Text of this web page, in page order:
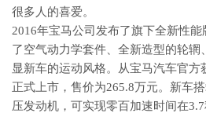
很多人的喜爱。
2016年宝马公司发布了旗下全新性
了空气动力学套件、全新造型的轮辋
显新车的运动风格。从宝马汽车官
正式上市，售价为265.8万元。新车
压发动机，可实现零百加速时间在3.7